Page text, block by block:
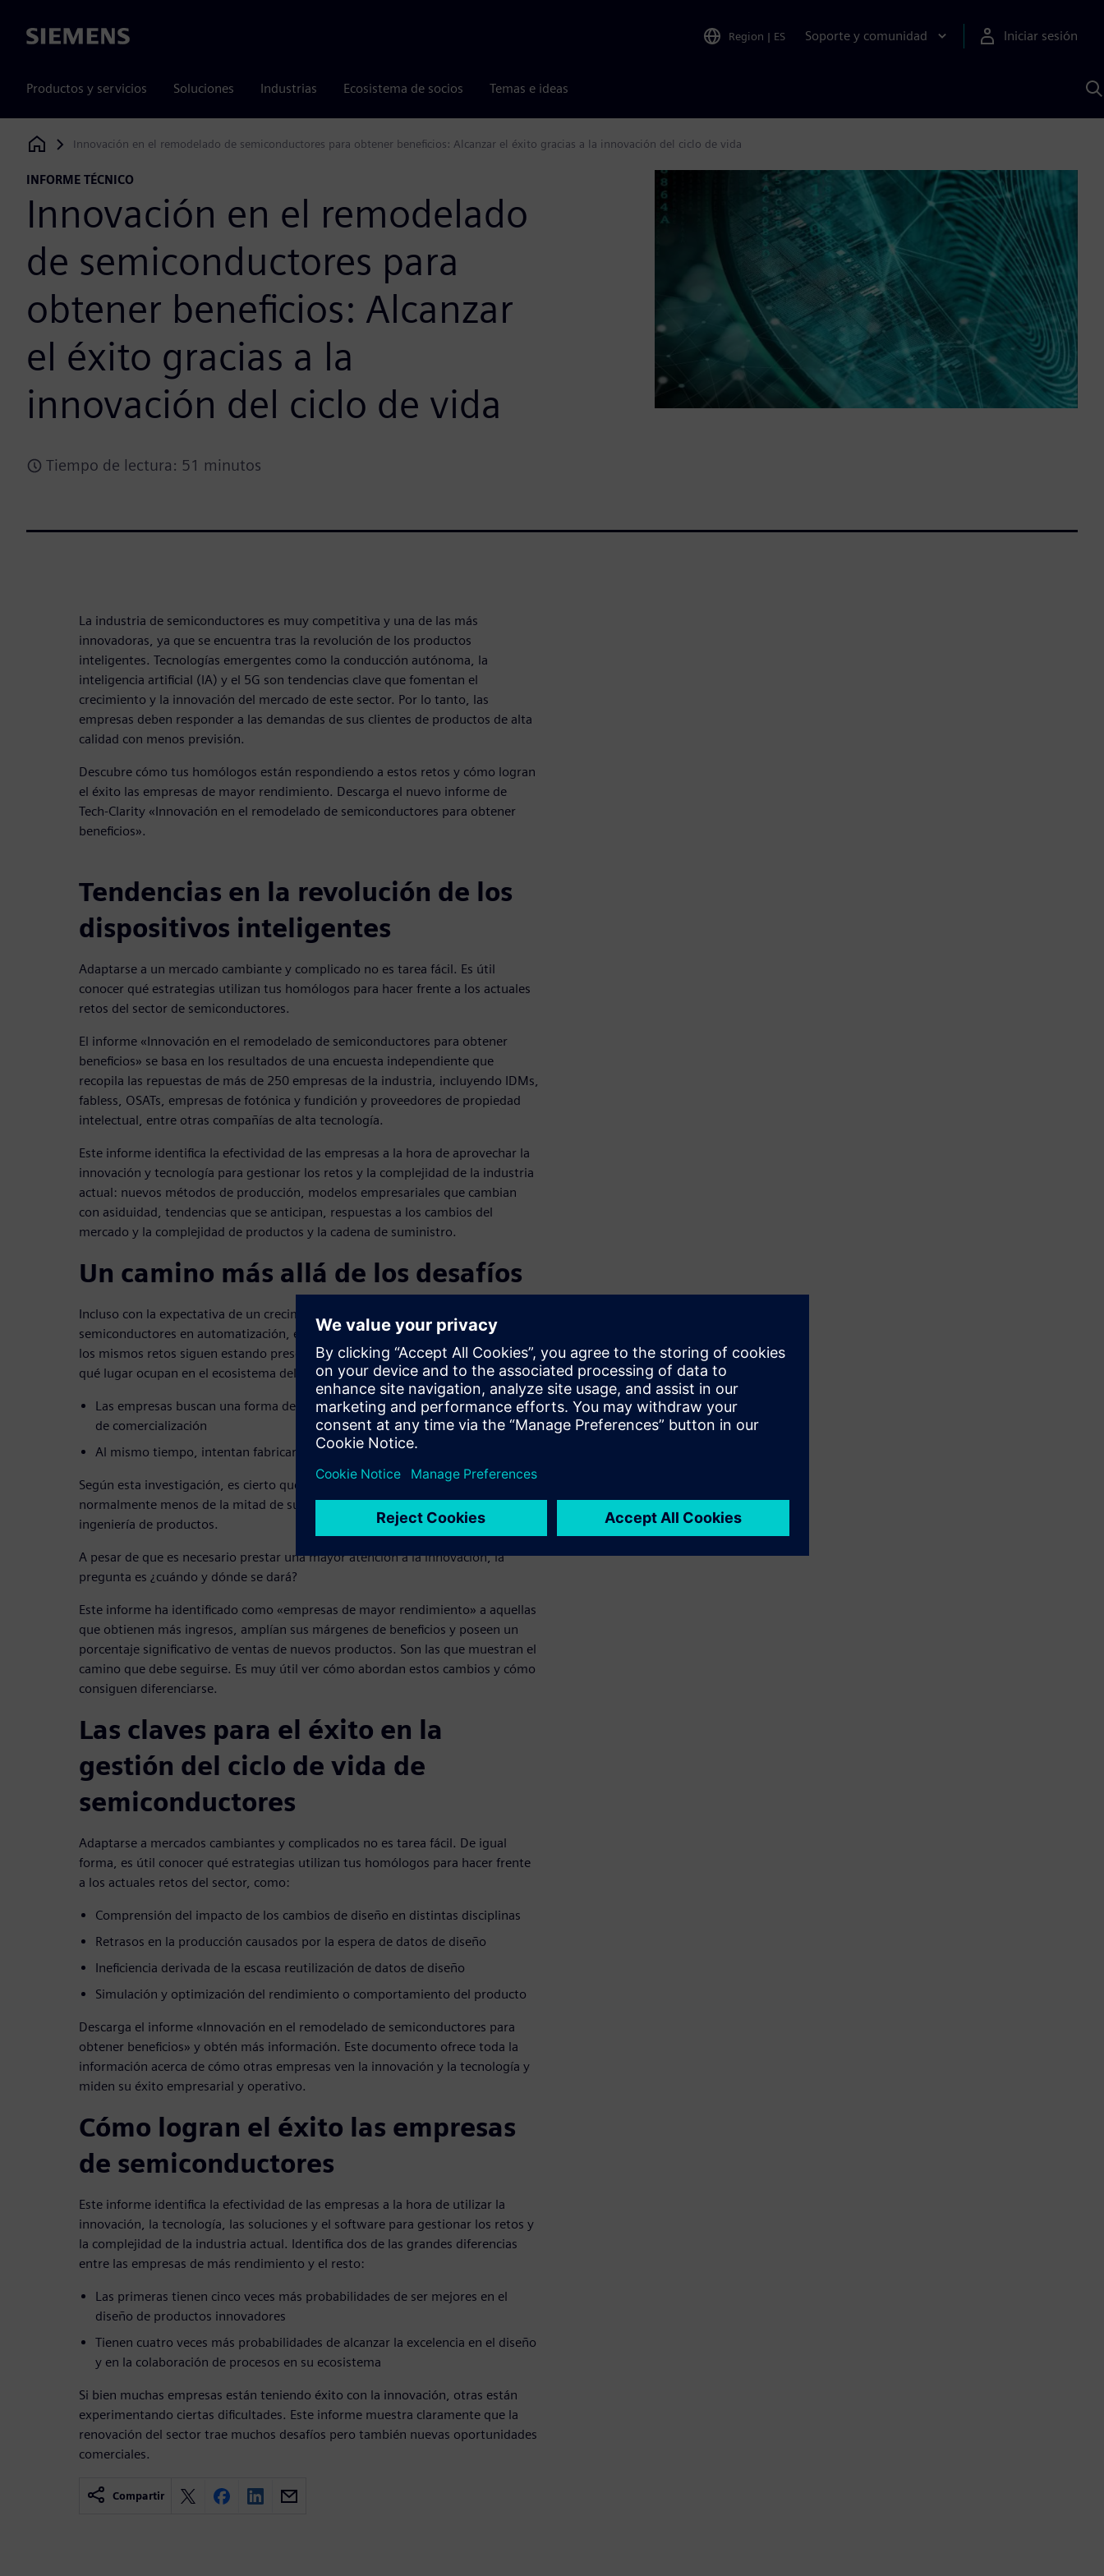
Siemens Region | ES Soporte y comunidad Iniciar sesión
Productos y servicios Soluciones Industrias Ecosistema de socios Temas e ideas
Siemens Digital Industries Software
Innovación en el remodelado de semiconductores para obtener beneficios: Alcanzar el éxito gracias a la innovación del ciclo de vida
INFORME TÉCNICO
Innovación en el remodelado
de semiconductores para
obtener beneficios: Alcanzar
el éxito gracias a la
innovación del ciclo de vida
Tiempo de lectura: 51 minutos
La industria de semiconductores es muy competitiva y una de las más
innovadoras, ya que se encuentra tras la revolución de los productos
inteligentes. Tecnologías emergentes como la conducción autónoma, la
inteligencia artificial (IA) y el 5G son tendencias clave que fomentan el
crecimiento y la innovación del mercado de este sector. Por lo tanto, las
empresas deben responder a las demandas de sus clientes de productos de alta
calidad con menos previsión.
Descubre cómo tus homólogos están respondiendo a estos retos y cómo logran
el éxito las empresas de mayor rendimiento. Descarga el nuevo informe de
Tech-Clarity «Innovación en el remodelado de semiconductores para obtener
beneficios».
Tendencias en la revolución de los
dispositivos inteligentes
Adaptarse a un mercado cambiante y complicado no es tarea fácil. Es útil
conocer qué estrategias utilizan tus homólogos para hacer frente a los actuales
retos del sector de semiconductores.
El informe «Innovación en el remodelado de semiconductores para obtener
beneficios» se basa en los resultados de una encuesta independiente que
recopila las repuestas de más de 250 empresas de la industria, incluyendo IDMs,
fabless, OSATs, empresas de fotónica y fundición y proveedores de propiedad
intelectual, entre otras compañías de alta tecnología.
Este informe identifica la efectividad de las empresas a la hora de aprovechar la
innovación y tecnología para gestionar los retos y la complejidad de la industria
actual: nuevos métodos de producción, modelos empresariales que cambian
con asiduidad, tendencias que se anticipan, respuestas a los cambios del
mercado y la complejidad de productos y la cadena de suministro.
Un camino más allá de los desafíos
Incluso con la expectativa de un crecimiento significativo de los
semiconductores en automatización, electrificación, conectividad y seguridad,
los mismos retos siguen estando presentes en todas las empresas, sin importar
qué lugar ocupan en el ecosistema del sector. Para seguir siendo competitivas:
Las empresas buscan una forma de reducir los costes operativos y los plazos
de comercialización
Al mismo tiempo, intentan fabricar productos seguros, fiables y de calidad
Según esta investigación, es cierto que ingenieros y diseñadores invierten
normalmente menos de la mitad de su tiempo en la innovación, desarrollo e
ingeniería de productos.
A pesar de que es necesario prestar una mayor atención a la innovación, la
pregunta es ¿cuándo y dónde se dará?
Este informe ha identificado como «empresas de mayor rendimiento» a aquellas
que obtienen más ingresos, amplían sus márgenes de beneficios y poseen un
porcentaje significativo de ventas de nuevos productos. Son las que muestran el
camino que debe seguirse. Es muy útil ver cómo abordan estos cambios y cómo
consiguen diferenciarse.
Las claves para el éxito en la
gestión del ciclo de vida de
semiconductores
Adaptarse a mercados cambiantes y complicados no es tarea fácil. De igual
forma, es útil conocer qué estrategias utilizan tus homólogos para hacer frente
a los actuales retos del sector, como:
Comprensión del impacto de los cambios de diseño en distintas disciplinas
Retrasos en la producción causados por la espera de datos de diseño
Ineficiencia derivada de la escasa reutilización de datos de diseño
Simulación y optimización del rendimiento o comportamiento del producto
Descarga el informe «Innovación en el remodelado de semiconductores para
obtener beneficios» y obtén más información. Este documento ofrece toda la
información acerca de cómo otras empresas ven la innovación y la tecnología y
miden su éxito empresarial y operativo.
Cómo logran el éxito las empresas
de semiconductores
Este informe identifica la efectividad de las empresas a la hora de utilizar la
innovación, la tecnología, las soluciones y el software para gestionar los retos y
la complejidad de la industria actual. Identifica dos de las grandes diferencias
entre las empresas de más rendimiento y el resto:
Las primeras tienen cinco veces más probabilidades de ser mejores en el
diseño de productos innovadores
Tienen cuatro veces más probabilidades de alcanzar la excelencia en el diseño
y en la colaboración de procesos en su ecosistema
Si bien muchas empresas están teniendo éxito con la innovación, otras están
experimentando ciertas dificultades. Este informe muestra claramente que la
renovación del sector trae muchos desafíos pero también nuevas oportunidades
comerciales.
Compartir